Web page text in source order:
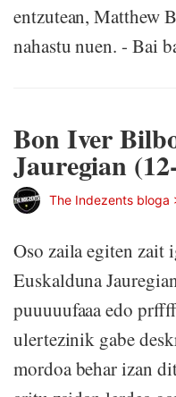
entzutean, Matthew
nahastu nuen. - Bai
Bon Iver
Jauregian
The Indezents bloga
Oso zaila egiten zait
Euskalduna
puuuuufaaa edo
ulertezinik gabe
mordoa behar izan